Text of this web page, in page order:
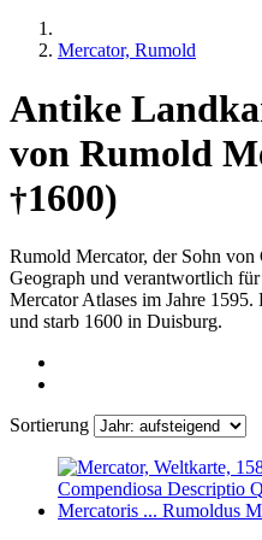
Mercator, Rumold
Antike
von Rumold
†1600)
Rumold Mercator, der Sohn
Geograph und verantwortlich
Mercator Atlases im Jahre
und starb 1600 in Duisburg.
Sortierung